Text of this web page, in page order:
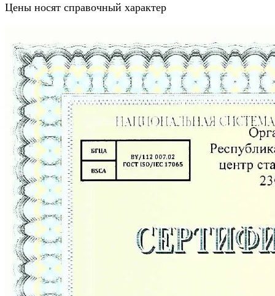
Цены носят справочный характер